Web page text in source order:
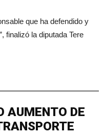
que ha defendido y
finalizó la diputada Tere
AUMENTO DE